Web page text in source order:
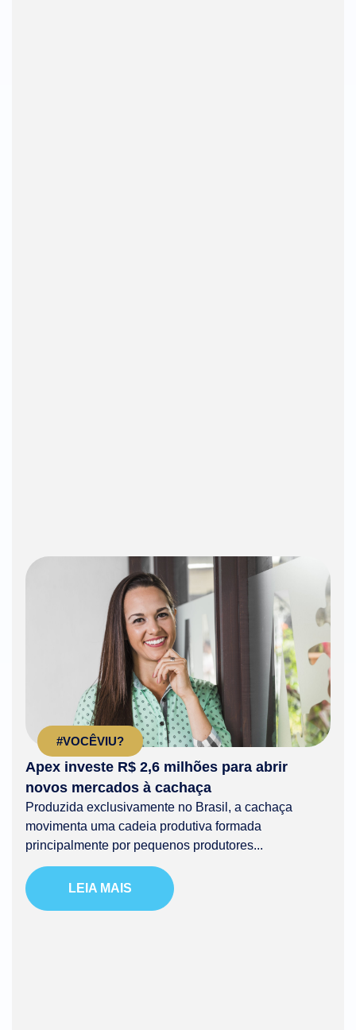
#VOCÊVIU?
Apex investe R$ 2,6 milhões para abrir
novos mercados à cachaça
Produzida exclusivamente no Brasil, a cachaça
movimenta uma cadeia produtiva formada
principalmente por pequenos produtores...
LEIA MAIS